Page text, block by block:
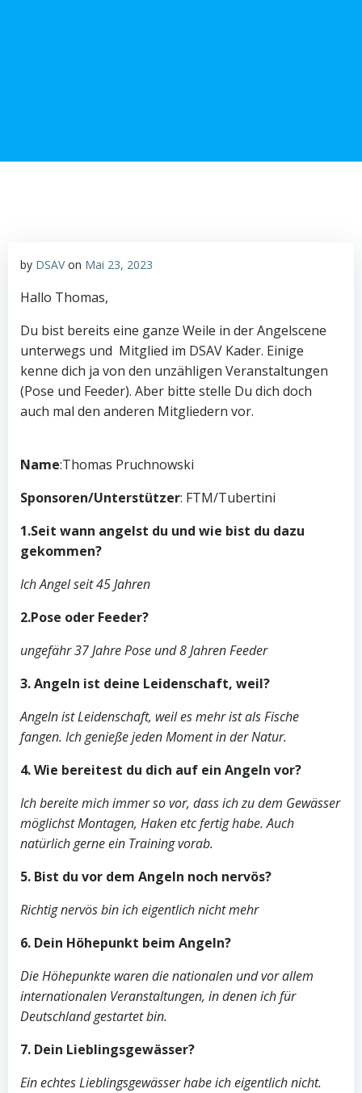
by DSAV on Mai 23, 2023
Hallo Thomas,
Du bist bereits eine ganze Weile in der Angelscene
unterwegs und Mitglied im DSAV Kader. Einige
kenne dich ja von den unzähligen Veranstaltungen
(Pose und Feeder). Aber bitte stelle Du dich doch
auch mal den anderen Mitgliedern vor.
Name:Thomas Pruchnowski
Sponsoren/Unterstützer: FTM/Tubertini
1.Seit wann angelst du und wie bist du dazu
gekommen?
Ich Angel seit 45 Jahren
2.Pose oder Feeder?
ungefähr 37 Jahre Pose und 8 Jahren Feeder
3. Angeln ist deine Leidenschaft, weil?
Angeln ist Leidenschaft, weil es mehr ist als Fische
fangen. Ich genieße jeden Moment in der Natur.
4. Wie bereitest du dich auf ein Angeln vor?
Ich bereite mich immer so vor, dass ich zu dem Gewässer
möglichst Montagen, Haken etc fertig habe. Auch
natürlich gerne ein Training vorab.
5. Bist du vor dem Angeln noch nervös?
Richtig nervös bin ich eigentlich nicht mehr
6. Dein Höhepunkt beim Angeln?
Die Höhepunkte waren die nationalen und vor allem
internationalen Veranstaltungen, in denen ich für
Deutschland gestartet bin.
7. Dein Lieblingsgewässer?
Ein echtes Lieblingsgewässer habe ich eigentlich nicht.